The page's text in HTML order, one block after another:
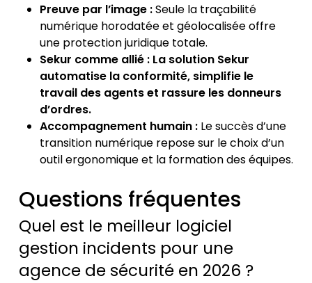
Preuve par l’image :Seule la traçabilité
numérique horodatée et géolocalisée offre
une protection juridique totale.
Sekur comme allié : La solution Sekur
automatise la conformité, simplifie le
travail des agents et rassure les donneurs
d’ordres.
Accompagnement humain :Le succès d’une
transition numérique repose sur le choix d’un
outil ergonomique et la formation des équipes.
Questions fréquentes
Quel est le meilleur logiciel
gestion incidents pour une
agence de sécurité en 2026 ?